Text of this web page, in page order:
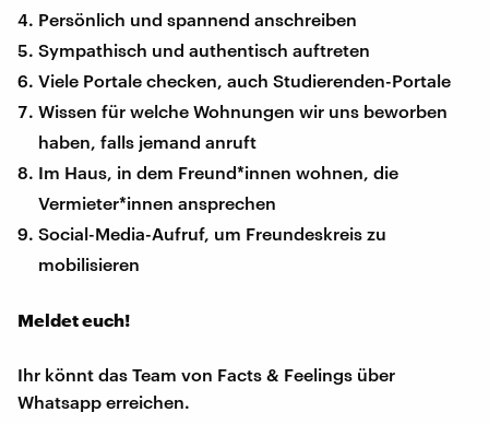
Persönlich und spannend anschreiben
Sympathisch und authentisch auftreten
Viele Portale checken, auch Studierenden-Portale
Wissen für welche Wohnungen wir uns beworben
haben, falls jemand anruft
Im Haus, in dem Freund*innen wohnen, die
Vermieter*innen ansprechen
Social-Media-Aufruf, um Freundeskreis zu
mobilisieren
Meldet euch!
Ihr könnt das Team von Facts & Feelings über
Whatsapp erreichen.